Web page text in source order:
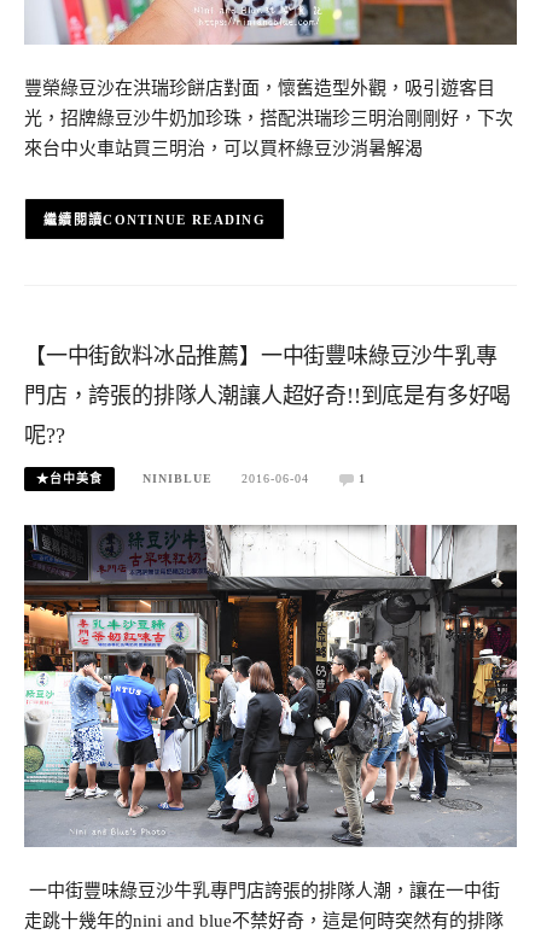
豐榮綠豆沙在洪瑞珍餅店對面，懷舊造型外觀，吸引遊客目
光，招牌綠豆沙牛奶加珍珠，搭配洪瑞珍三明治剛剛好，下次
來台中火車站買三明治，可以買杯綠豆沙消暑解渴
CONTINUE READING
【一中街飲料冰品推薦】一中街豐味綠豆沙牛乳專
門店，誇張的排隊人潮讓人超好奇!!到底是有多好喝
呢??
★台中美食 NINIBLUE 2016-06-04 1
一中街豐味綠豆沙牛乳專門店誇張的排隊人潮，讓在一中街
走跳十幾年的nini and blue不禁好奇，這是何時突然有的排隊